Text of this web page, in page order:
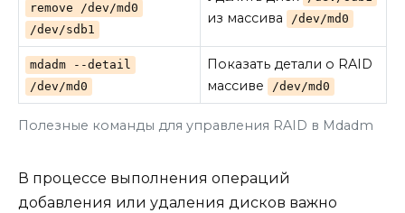
Полезные команды для управления RAID в Mdadm
remove /dev/md0
/dev/sdb1
из массива /dev/md0
mdadm --detail
/dev/md0
Показать детали о RAID
массиве
/dev/md0
В процессе выполнения операций
добавления или удаления дисков важно